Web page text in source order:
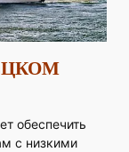
обеспечить
с низкими